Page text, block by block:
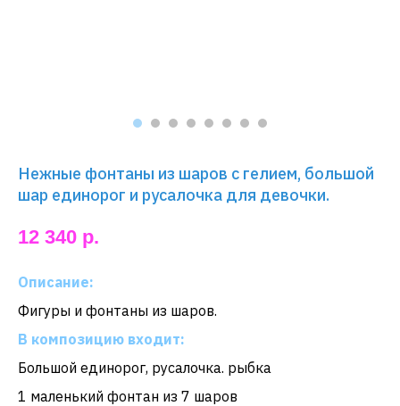
Нежные фонтаны из шаров с гелием, большой
шар единорог и русалочка для девочки.
12 340 р.
Описание:
Фигуры и фонтаны из шаров.
В композицию входит:
Большой единорог, русалочка. рыбка
1 маленький фонтан из 7 шаров